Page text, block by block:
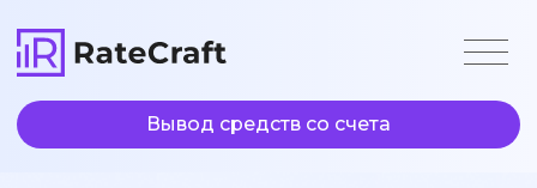
Вывод средств со счета